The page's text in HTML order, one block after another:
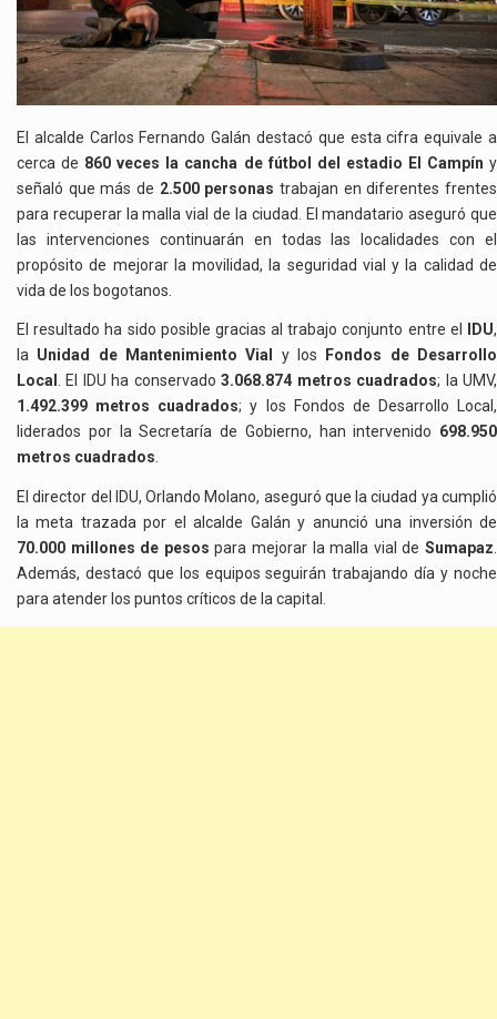
El alcalde Carlos Fernando Galán destacó que esta cifra equivale a
cerca de 860 veces la cancha de fútbol del estadio El Campín y
señaló que más de 2.500 personas trabajan en diferentes frentes
para recuperar la malla vial de la ciudad. El mandatario aseguró que
las intervenciones continuarán en todas las localidades con el
propósito de mejorar la movilidad, la seguridad vial y la calidad de
vida de los bogotanos.
El resultado ha sido posible gracias al trabajo conjunto entre el IDU,
la Unidad de Mantenimiento Vial y los
Fondos de Desarrollo
Local . El IDU ha conservado3.068.874 metros cuadrados; la UMV,
1.492.399 metros cuadrados; y los Fondos de Desarrollo Local,
liderados por la Secretaría de Gobierno, han intervenido 698.950
metros cuadrados.
El director del IDU, Orlando Molano, aseguró que la ciudad ya cumplió
la meta trazada por el alcalde Galán y anunció una inversión de
70.000 millones de pesos para mejorar la malla vial deSumapaz
Además, destacó que los equipos seguirán trabajando día y noche
para atender los puntos críticos de la capital.